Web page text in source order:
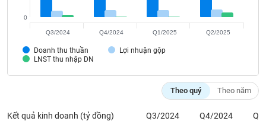
Doanh thu thuần
Lợi nhuận gộp
LNST thu nhập DN
0
Q3/2024 Q4/2024 Q1/2025 Q2/2025
Theo quý Theo năm
Kết quả kinh doanh (tỷ đồng) Q3/2024 Q4/2024
TIN
DỊCH
THÔNG